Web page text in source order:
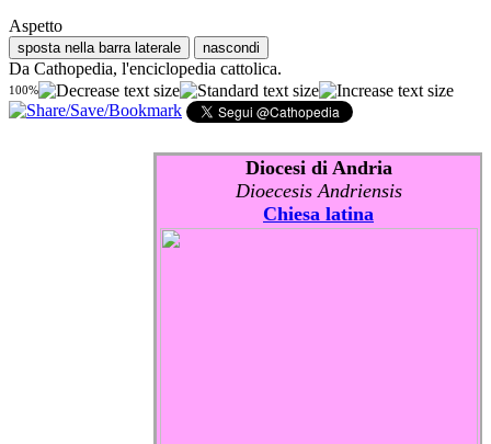
Aspetto
sposta nella barra laterale nascondi
Da Cathopedia, l'enciclopedia cattolica.
100%
Diocesi di Andria
Dioecesis Andriensis
Chiesa latina